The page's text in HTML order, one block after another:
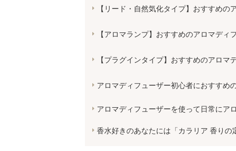
【リード・自然気化タイプ】おすすめの
【アロマランプ】おすすめのアロマディ
【プラグインタイプ】おすすめのアロマ
アロマディフューザー初心者におすすめ
アロマディフューザーを使って日常にア
香水好きのあなたには「カラリア 香りの